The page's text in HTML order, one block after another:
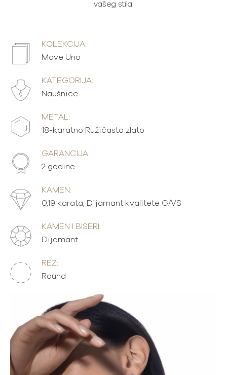
vašeg stila.
KOLEKCIJA:
Move Uno
KATEGORIJA:
Naušnice
METAL:
18-karatno Ružičasto zlato
GARANCIJA:
2 godine
KAMEN:
0,19 karata, Dijamant kvalitete G/VS
KAMEN I BISERI:
Dijamant
REZ:
Round